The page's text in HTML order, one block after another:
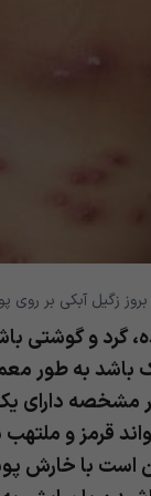
بروز زگیل آبکی بر
گرد و گوشتی
طور معمول کمتر از 4/1 اینچ (کوچکتر از
مشخصه دارای
قرمز و
است با خارش